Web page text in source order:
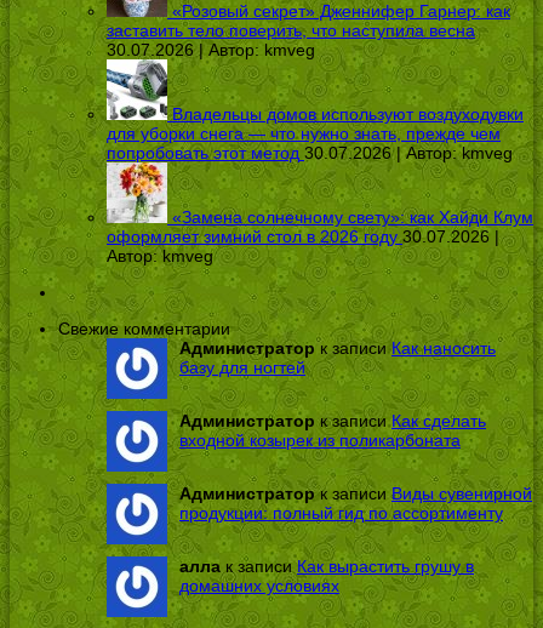
«Розовый секрет» Дженнифер Гарнер: как
заставить тело поверить, что наступила весна
30.07.2026 | Автор: kmveg
Владельцы домов используют воздуходувки
для уборки снега — что нужно знать, прежде чем
попробовать этот метод 30.07.2026 | Автор:kmveg
«Замена солнечному свету»: как Хайди Клум
оформляет зимний стол в 2026 году 30.07.2026 |
Автор:kmveg
Свежие комментарии
Администраторк записиКак наносить
базу для ногтей
Администраторк записиКак сделать
входной козырек из поликарбоната
Администраторк записиВиды сувенирной
продукции: полный гид по ассортименту
алла к записиКак вырастить грушу в
домашних условиях